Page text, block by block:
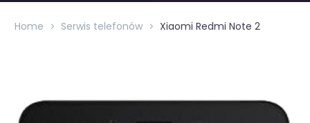
Home Serwis telefonów Xiaomi Redmi Note 2